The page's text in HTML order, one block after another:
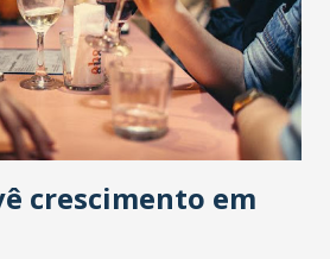
crescimento em